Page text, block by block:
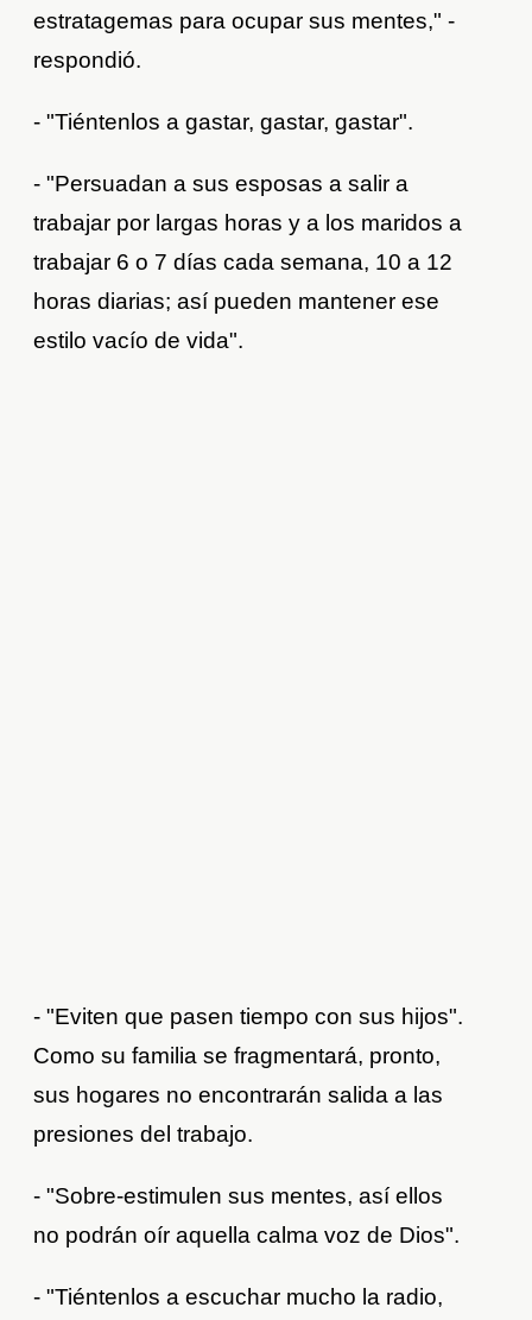
estratagemas para ocupar sus mentes," -
respondió.
- "Tiéntenlos a gastar, gastar, gastar".
- "Persuadan a sus esposas a salir a
trabajar por largas horas y a los maridos a
trabajar 6 o 7 días cada semana, 10 a 12
horas diarias; así pueden mantener ese
estilo vacío de vida".
- "Eviten que pasen tiempo con sus hijos".
Como su familia se fragmentará, pronto,
sus hogares no encontrarán salida a las
presiones del trabajo.
- "Sobre-estimulen sus mentes, así ellos
no podrán oír aquella calma voz de Dios".
- "Tiéntenlos a escuchar mucho la radio,